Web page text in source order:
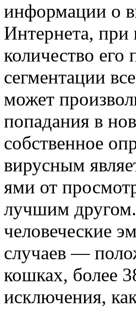
информации о
Интернета, при
количество
сегментации
может
попадания в
собственное
вирусным
ями от
лучшим другом.
человеческие
случаев —
кошках, более
исключения,